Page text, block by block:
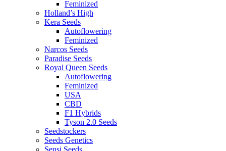
Feminized
Holland’s High
Kera Seeds
Autoflowering
Feminized
Narcos Seeds
Paradise Seeds
Royal Queen Seeds
Autoflowering
Feminized
USA
CBD
F1 Hybrids
Tyson 2.0 Seeds
Seedstockers
Seeds Genetics